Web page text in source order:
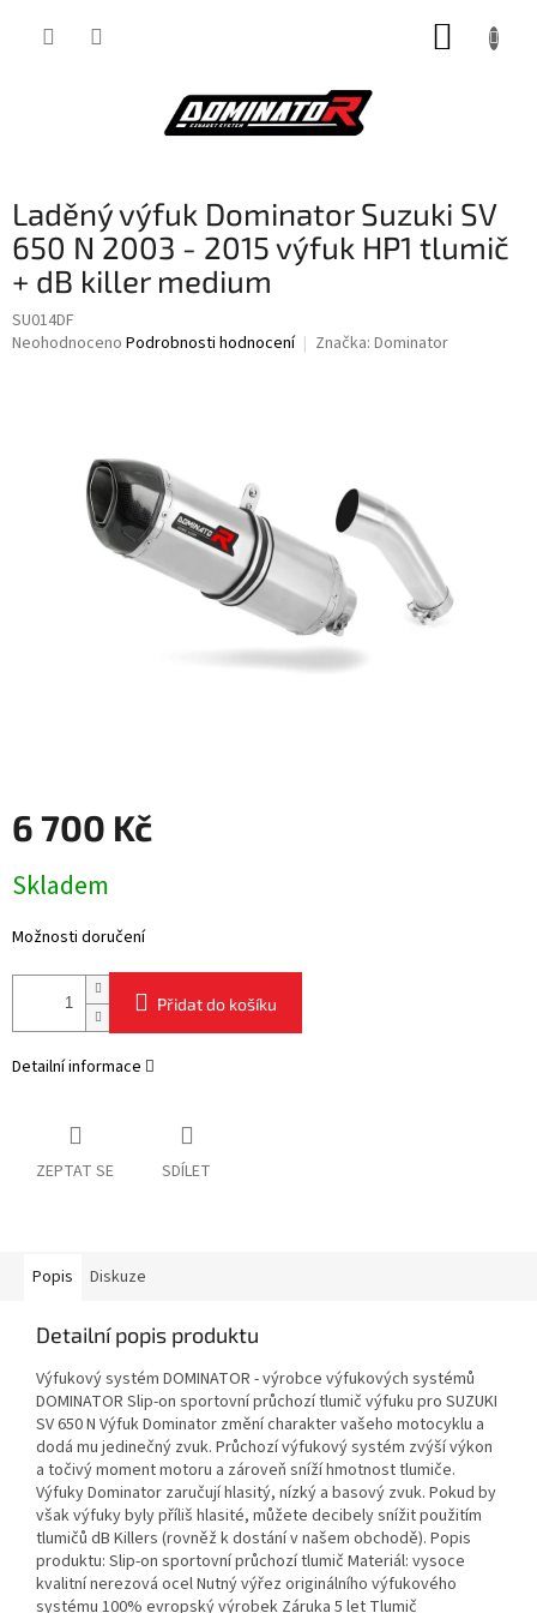
Laděný výfuk Dominator Suzuki SV
650 N 2003 - 2015 výfuk HP1 tlumič
+ dB killer medium
SU014DF
Průměrné
hvězdiček.
Neohodnoceno Podrobnosti hodnocení Značka: Dominator
6 700 Kč
cena:
Skladem
Možnosti doručení
Přidat do košíku
Detailní informace
ZEPTAT SE SDÍLET
Popis Diskuze
Detailní popis produktu
Výfukový systém DOMINATOR - výrobce výfukových systémů
DOMINATOR Slip-on sportovní průchozí tlumič výfuku pro SUZUKI
SV 650 N Výfuk Dominator změní charakter vašeho motocyklu a
dodá mu jedinečný zvuk. Průchozí výfukový systém zvýší výkon
a točivý moment motoru a zároveň sníží hmotnost tlumiče.
Výfuky Dominator zaručují hlasitý, nízký a basový zvuk. Pokud by
však výfuky byly příliš hlasité, můžete decibely snížit použitím
tlumičů dB Killers (rovněž k dostání v našem obchodě). Popis
produktu: Slip-on sportovní průchozí tlumič Materiál: vysoce
kvalitní nerezová ocel Nutný výřez originálního výfukového
systému 100% evropský výrobek Záruka 5 let Tlumič